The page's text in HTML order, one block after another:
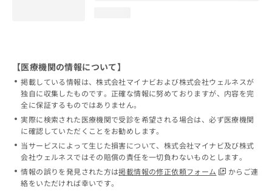
【医療機関の情報について】
掲載している情報は、株式会社マイナビおよび株式会社ウェルネスが
独自に収集したものです。正確な情報に努めておりますが、内容を完
全に保証するものではありません。
実際に検索された医療機関で受診を希望される場合は、必ず医療機関
に確認していただくことをお勧めします。
当サービスによって生じた損害について、株式会社マイナビ及び株式
会社ウェルネスではその賠償の責任を一切負わないものとします。
情報の誤りを発見された方は掲載情報の修正依頼フォーム
からご連
絡をいただければ幸いです。